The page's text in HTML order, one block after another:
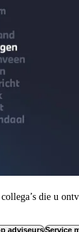
die u
adviseursService